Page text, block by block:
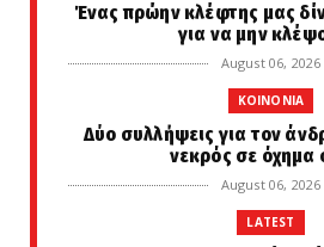
Ένας πρώην κλέφτης μας
για να μην
August 06, 2026
KOINONIA
Δύο συλλήψεις για τον
νεκρός σε όχημα
August 06, 2026
LATEST